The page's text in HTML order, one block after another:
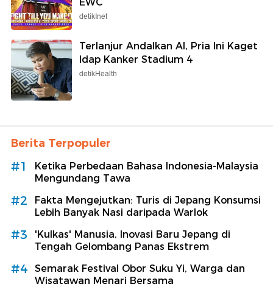
detikInet
Terlanjur Andalkan AI, Pria Ini Kaget
Idap Kanker Stadium 4
detikHealth
Berita Terpopuler
#1
Ketika Perbedaan Bahasa Indonesia-Malaysia
Mengundang Tawa
#2
Fakta Mengejutkan: Turis di Jepang Konsumsi
Lebih Banyak Nasi daripada Warlok
#3
'Kulkas' Manusia, Inovasi Baru Jepang di
Tengah Gelombang Panas Ekstrem
#4
Semarak Festival Obor Suku Yi, Warga dan
Wisatawan Menari Bersama